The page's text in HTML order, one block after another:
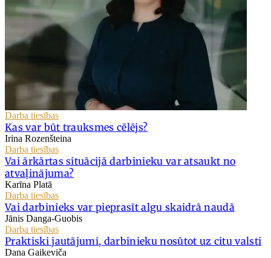
Darba tiesības
Kas var būt trauksmes cēlējs?
Irina Rozenšteina
Darba tiesības
Vai ārkārtas situācijā darbinieku var atsaukt no
atvaļinājuma?
Karīna Platā
Darba tiesības
Vai darbinieks var pieprasīt algu skaidrā naudā
Jānis Danga-Guobis
Darba tiesības
Praktiski jautājumi, darbinieku nosūtot uz citu valsti
Dana Gaikeviča